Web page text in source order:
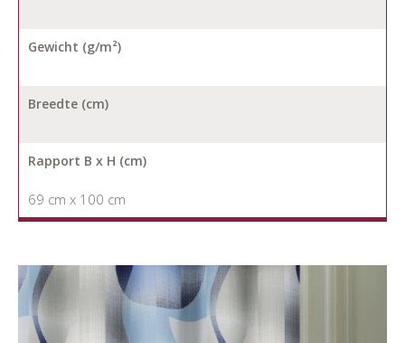
Gewicht (g/m²)
Breedte (cm)
Rapport B x H (cm)
69 cm x 100 cm